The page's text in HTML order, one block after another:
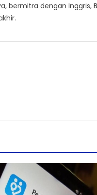
dengan Inggris,